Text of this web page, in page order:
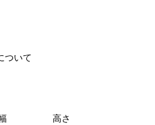
ついて
高さ